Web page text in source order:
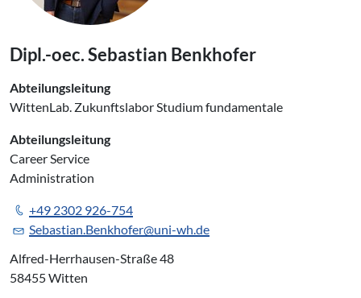
Dipl.-oec. Sebastian Benkhofer
Abteilungsleitung
WittenLab. Zukunftslabor Studium fundamentale
Abteilungsleitung
Career Service
Administration
+49 2302 926-754
Sebastian.Benkhofer@uni-wh.de
Alfred-Herrhausen-Straße 48
58455 Witten